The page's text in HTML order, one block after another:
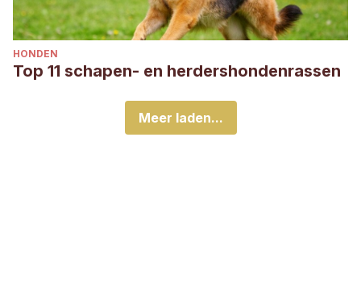
HONDEN
Top 11 schapen- en herdershondenrassen
Meer laden...